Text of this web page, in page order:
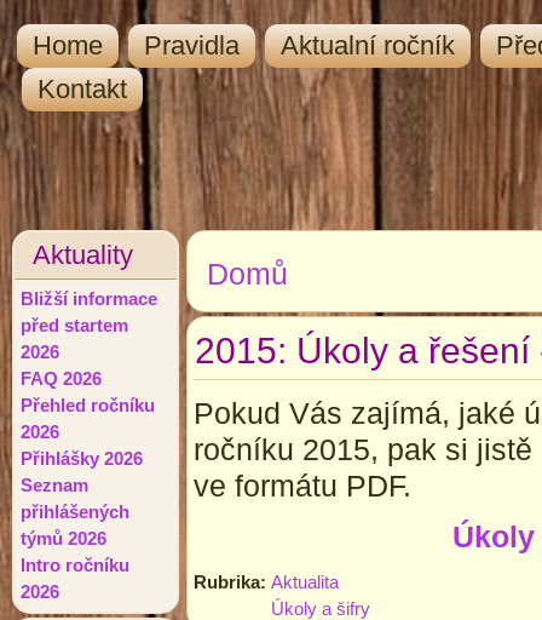
Home Pravidla Aktualní ročník
Kontakt
Aktuality
Bližší informace
před startem
2026
FAQ 2026
Přehled ročníku
2026
Přihlášky 2026
Seznam
přihlášených
týmů 2026
Intro ročníku
2026
Jste zde
Domů
2015: Úkoly a
Pokud Vás zajímá, jaké
ročníku 2015, pak si
ve formátu PDF.
Úkoly
Rubrika: Aktualita
Úkoly a šifry